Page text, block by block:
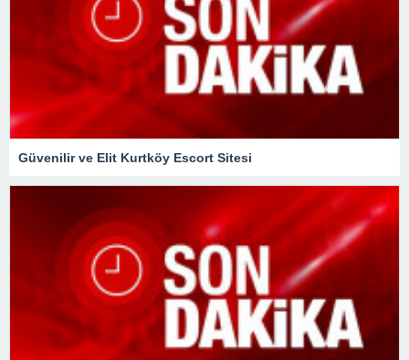
Güvenilir ve Elit Kurtköy Escort Sitesi